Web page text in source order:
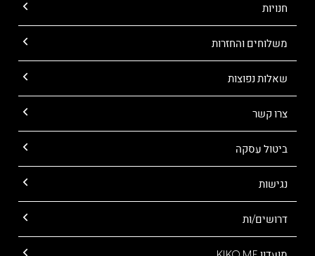
חנויות
משלוחים והחזרות
שאלות נפוצות
צרו קשר
ביטול עסקה
נגישות
דרושים/ות